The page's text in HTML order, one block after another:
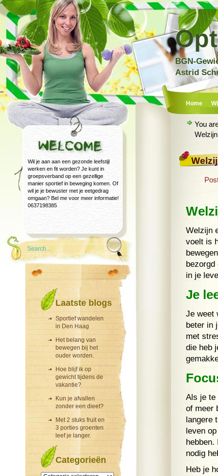
BGN-
Astrid
Home
Wil je aan aan een gezonde leefstijl
werken en fit worden? Je kunt in
groepsverband op een gezellige
manier sportief in beweging komen. Of
wil je je bewuster met je eetgedrag
omgaan? Bel me voor meer informatie!
0637198385
Laatste blogs
Sportief wandelen
in Den Haag
Het belang van
bewegen bij het
ouder worden.
Hoe blijf ik op
gewicht tijdens de
vakantie?
Kun je afvallen
zonder een dieet?
Met 2 stuks fruit en
3 porties groenten
leef je langer.
Categorieën
Categorieën
You
Welzijn
voelt is
in je
Je
Je weet
beter in
met
die heb
Als je te
of meer
langere
leven
nodig
Heb je